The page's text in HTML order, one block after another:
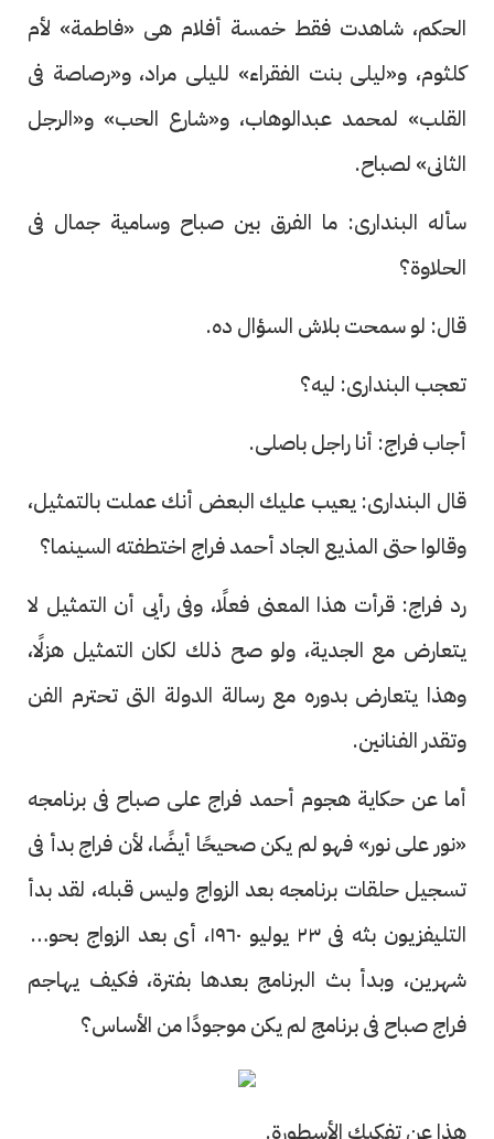
الحكم، شاهدت فقط خمسة أفلام هى «فاطمة» لأم
كلثوم، و«ليلى بنت الفقراء» لليلى مراد، و«رصاصة فى
القلب» لمحمد عبدالوهاب، و«شارع الحب» و«الرجل
الثانى» لصباح.
سأله البندارى: ما الفرق بين صباح وسامية جمال فى
الحلاوة؟
قال: لو سمحت بلاش السؤال ده.
تعجب البندارى: ليه؟
أجاب فراج: أنا راجل باصلى.
قال البندارى: يعيب عليك البعض أنك عملت بالتمثيل،
وقالوا حتى المذيع الجاد أحمد فراج اختطفته السينما؟
رد فراج: قرأت هذا المعنى فعلًا، وفى رأيى أن التمثيل لا
يتعارض مع الجدية، ولو صح ذلك لكان التمثيل هزلًا،
وهذا يتعارض بدوره مع رسالة الدولة التى تحترم الفن
وتقدر الفنانين.
أما عن حكاية هجوم أحمد فراج على صباح فى برنامجه
«نور على نور» فهو لم يكن صحيحًا أيضًا، لأن فراج بدأ فى
تسجيل حلقات برنامجه بعد الزواج وليس قبله، لقد بدأ
التليفزيون بثه فى ٢٣ يوليو ١٩٦٠، أى بعد الزواج بحوالى
شهرين، وبدأ بث البرنامج بعدها بفترة، فكيف يهاجم
فراج صباح فى برنامج لم يكن موجودًا من الأساس؟
هذا عن تفكيك الأسطورة.